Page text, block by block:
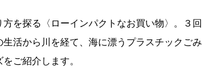
を探る〈ローインパクトなお買い物〉。３回
活から川を経て、海に漂うプラスチックごみ
ご紹介します。